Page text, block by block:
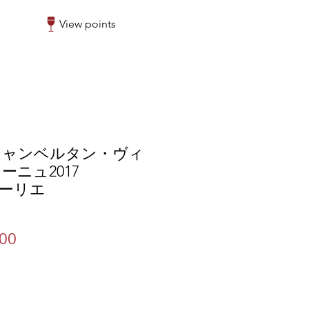
View points
ンベルタン・ヴィ
ニュ2017
リエ